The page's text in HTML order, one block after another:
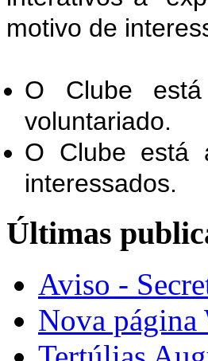
motivo de
O Clube
voluntariado.
O Clube está
interessados.
Últimas
Aviso -
Nova página